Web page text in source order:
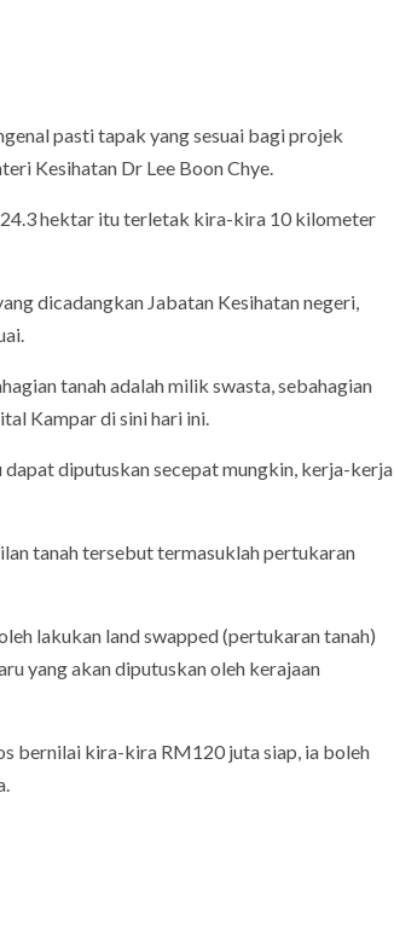
pasti tapak yang sesuai bagi projek
Kesihatan Dr Lee Boon Chye.
hektar itu terletak kira-kira 10 kilometer
dicadangkan Jabatan Kesihatan negeri,
tanah adalah milik swasta, sebahagian
Kampar di sini hari ini.
diputuskan secepat mungkin, kerja-kerja
tanah tersebut termasuklah pertukaran
lakukan land swapped (pertukaran tanah)
yang akan diputuskan oleh kerajaan
bernilai kira-kira RM120 juta siap, ia boleh